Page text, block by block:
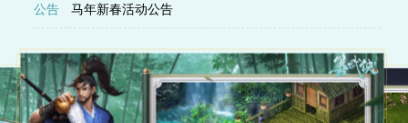
公告 马年新春活动公告